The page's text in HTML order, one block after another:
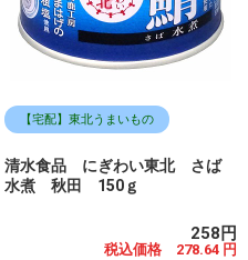
【宅配】東北うまいもの
清水食品 にぎわい東北 さば
水煮 秋田 150ｇ
258円
税込価格 278.64 円